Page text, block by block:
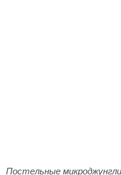
Постельные микроджунгли